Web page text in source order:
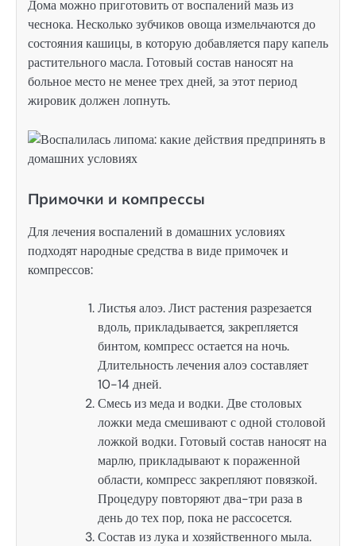
Дома можно приготовить от воспалений мазь из
чеснока. Несколько зубчиков овоща измельчаются до
состояния кашицы, в которую добавляется пару капель
растительного масла. Готовый состав наносят на
больное место не менее трех дней, за этот период
жировик должен лопнуть.
Примочки и компрессы
Для лечения воспалений в домашних условиях
подходят народные средства в виде примочек и
компрессов:
Листья алоэ. Лист растения разрезается
вдоль, прикладывается, закрепляется
бинтом, компресс остается на ночь.
Длительность лечения алоэ составляет
10-14 дней.
Смесь из меда и водки. Две столовых
ложки меда смешивают с одной столовой
ложкой водки. Готовый состав наносят на
марлю, прикладывают к пораженной
области, компресс закрепляют повязкой.
Процедуру повторяют два-три раза в
день до тех пор, пока не рассосется.
Состав из лука и хозяйственного мыла.